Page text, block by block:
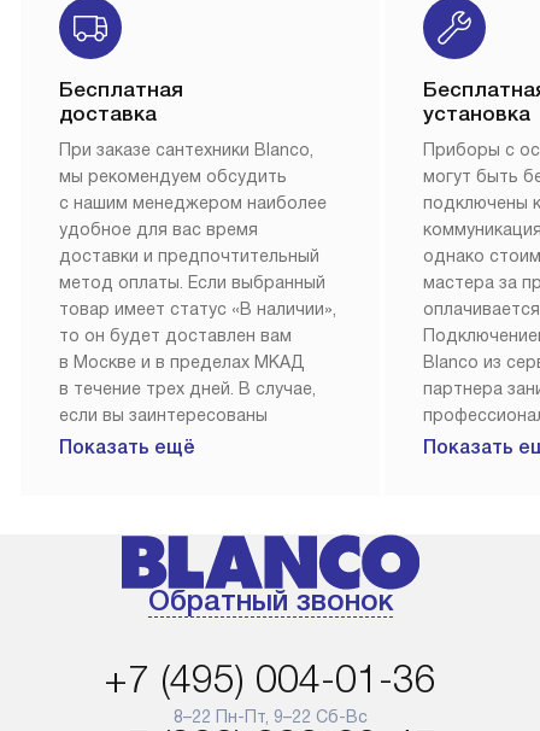
Бесплатная
доставка
При заказе сантехники Blanco,
мы рекомендуем обсудить
с нашим менеджером наиболее
удобное для вас время
доставки и предпочтительный
метод оплаты. Если выбранный
товар имеет статус «В наличии»,
то он будет доставлен вам
в Москве и в пределах МКАД
в течение трех дней. В случае,
если вы заинтересованы
в товаре, который доступен
менеджером на сайте. Товары
с особым лейблом
доставляются бесплатно
аксессуаров не предусмотрена.
Для доставки в другие регионы
Показать ещё
установка
Приборы с
могут быть
подключены
однако
мастера за
Blanco из
партнера
Наш сервис
возможные
Показать
Обратный звонок
+7 (495) 004-01-36
8–22 Пн-Пт, 9–22 Сб-Вс